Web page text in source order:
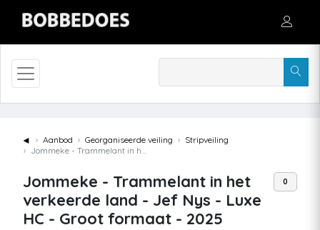
◄ Aanbod Georganiseerde veiling
Stripveiling
Jommeke - Trammelant in het verkeerde land - Jef Nys - Luxe HC - Groot formaat - 2025
Jommeke - Trammelant in het
verkeerde land - Jef Nys - Luxe
HC - Groot formaat - 2025
0